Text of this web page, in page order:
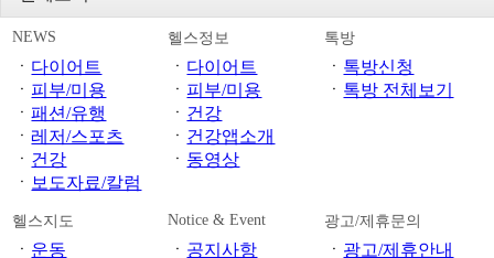
NEWS
ㆍ 다이어트
ㆍ 피부/미용
ㆍ패션/유행
ㆍ 레저/스포츠
ㆍ 건강
ㆍ 보도자료/칼럼
헬스정보
ㆍ 다이어트
ㆍ 피부/미용
ㆍ 건강
ㆍ 건강앱소개
ㆍ 동영상
톡방
ㆍ 톡방신청
ㆍ 톡방 전체보기
헬스지도
ㆍ 운동
Notice & Event
ㆍ 공지사항
광고/제휴문의
ㆍ 광고/제휴안내